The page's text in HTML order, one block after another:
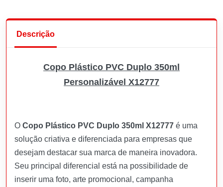
Descrição
Copo Plástico PVC Duplo 350ml
Personalizável X12777
O Copo Plástico PVC Duplo 350ml X12777 é uma
solução criativa e diferenciada para empresas que
desejam destacar sua marca de maneira inovadora.
Seu principal diferencial está na possibilidade de
inserir uma foto, arte promocional, campanha